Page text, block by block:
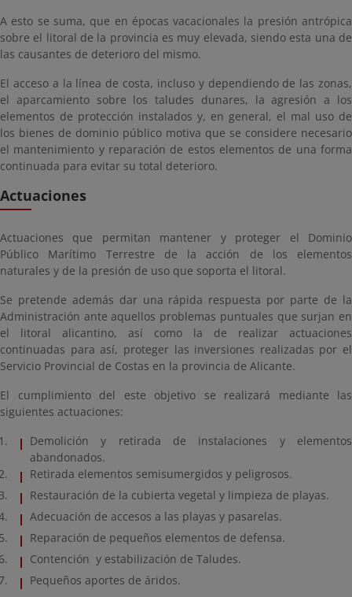
A esto se suma, que en épocas vacacionales la presión antrópica
sobre el litoral de la provincia es muy elevada, siendo esta una de
las causantes de deterioro del mismo.
El acceso a la línea de costa, incluso y dependiendo de las zonas,
el aparcamiento sobre los taludes dunares, la agresión a los
elementos de protección instalados y, en general, el mal uso de
los bienes de dominio público motiva que se considere necesario
el mantenimiento y reparación de estos elementos de una forma
continuada para evitar su total deterioro.
Actuaciones
Actuaciones que permitan mantener y proteger el Dominio
Público Marítimo Terrestre de la acción de los elementos
naturales y de la presión de uso que soporta el litoral.
Se pretende además dar una rápida respuesta por parte de la
Administración ante aquellos problemas puntuales que surjan en
el litoral alicantino, así como la de realizar actuaciones
continuadas para así, proteger las inversiones realizadas por el
Servicio Provincial de Costas en la provincia de Alicante.
El cumplimiento del este objetivo se realizará mediante las
siguientes actuaciones:
Demolición y retirada de instalaciones y elementos
abandonados.
Retirada elementos semisumergidos y peligrosos.
Restauración de la cubierta vegetal y limpieza de playas.
Adecuación de accesos a las playas y pasarelas.
Reparación de pequeños elementos de defensa.
Contención y estabilización de Taludes.
Pequeños aportes de áridos.